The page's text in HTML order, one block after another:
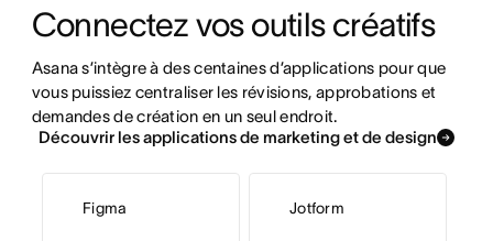
Connectez vos outils créatifs
Asana s’intègre à des centaines d’applications pour que
vous puissiez centraliser les révisions, approbations et
demandes de création en un seul endroit.
Découvrir les applications de marketing et de design
Figma Jotform